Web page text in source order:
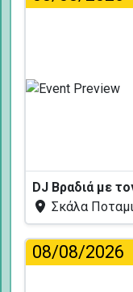
DJ Βραδιά με
Σκάλα
08/08/2026